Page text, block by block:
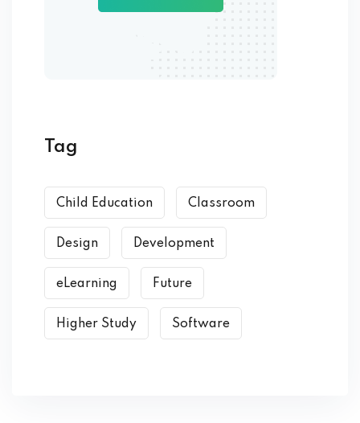
Tag
Child Education Classroom
Design Development
eLearning Future
Higher Study Software